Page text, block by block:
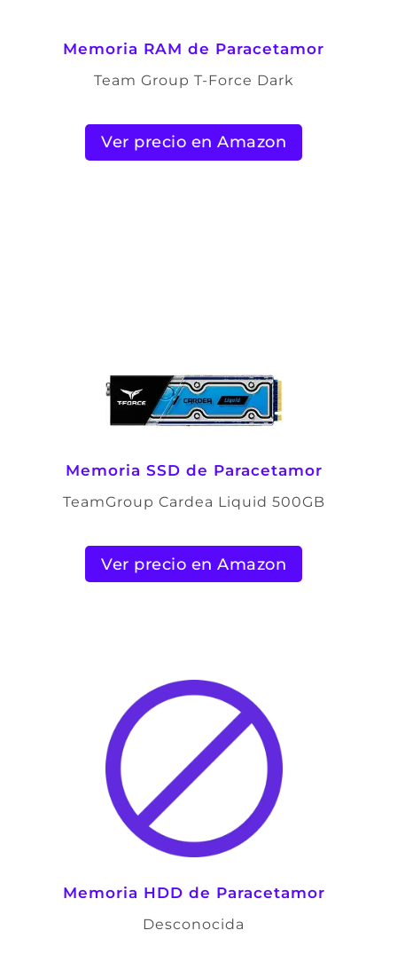
Memoria RAM de Paracetamor
Team Group T-Force Dark
Ver precio en Amazon
Memoria SSD de Paracetamor
TeamGroup Cardea Liquid 500GB
Ver precio en Amazon
Memoria HDD de Paracetamor
Desconocida